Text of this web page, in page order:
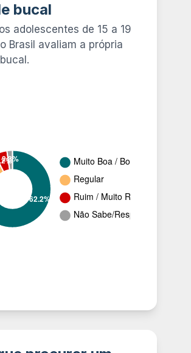
bucal
adolescentes de 15 a 19
Brasil avaliam a própria